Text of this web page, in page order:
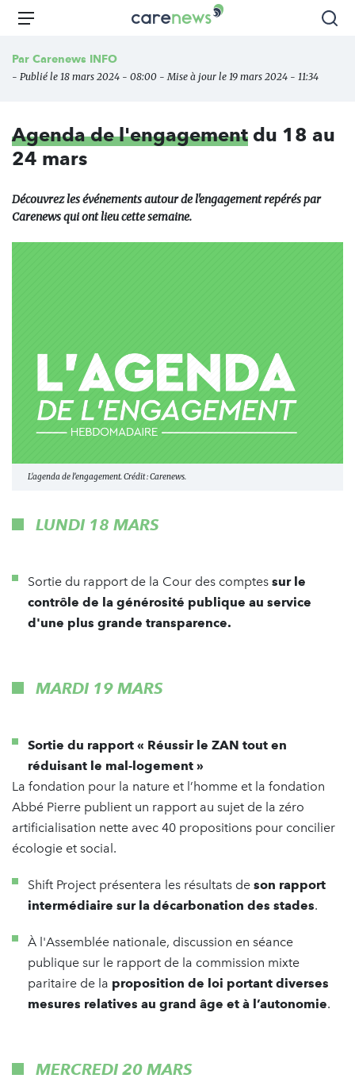
Aller
principal
Carenews,
des
Menu
Par Carenews INFO
- Publié le 18 mars 2024 - 08:00 - Mise à jour le 19 mars 2024 - 11:34
Agenda de l'engagement du 18 au
24 mars
Découvrez les événements autour de l'engagement repérés par
Carenews qui ont lieu cette semaine.
L'agenda de l'engagement. Crédit : Carenews.
LUNDI 18 MARS
Sortie du rapport de la Cour des comptes sur le
contrôle de la générosité publique au service
d'une plus grande transparence.
MARDI 19 MARS
Sortie du rapport « Réussir le ZAN tout en
réduisant le mal-logement »
La fondation pour la nature et l’homme et la fondation
Abbé Pierre publient un rapport au sujet de la zéro
artificialisation nette avec 40 propositions pour concilier
écologie et social.
Shift Project présentera les résultats de son rapport
intermédiaire sur la décarbonation des stades.
À l'Assemblée nationale, discussion en séance
publique sur le rapport de la commission mixte
paritaire de la proposition de loi portant diverses
mesures relatives au grand âge et à l’autonomie.
MERCREDI 20 MARS